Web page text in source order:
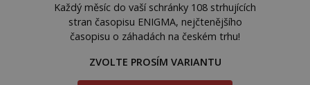
Každý měsíc do vaší schránky 108 strhujících
stran časopisu ENIGMA, nejčtenějšího
časopisu o záhadách na českém trhu!
ZVOLTE PROSÍM VARIANTU